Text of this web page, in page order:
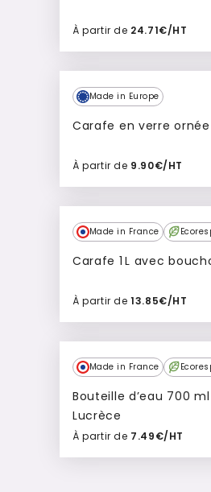
À partir de 24.71€/HT
Ajouter
Made in Europe
Carafe en verre ornée
À partir de 9.90€/HT
Ajouter
Made in France
Carafe 1 L avec
À partir de13.85€/HT
Ajouter
Made in France
Bouteille d’eau 700
Lucrèce
À partir de 7.49€/HT
Ajouter